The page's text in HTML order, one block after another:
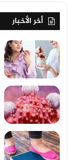
أخر الأخبار